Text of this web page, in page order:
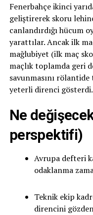
Fenerbahçe ikinci
geliştirerek skoru
canlandırdığı hücum
yarattılar. Ancak ilk
mağlubiyet (ilk maç
maçlık toplamda geri
savunmasını
yeterli direnci gösterdi.
Ne
perspektifi)
Avrupa defteri
odaklanma
Teknik ekip
direncini